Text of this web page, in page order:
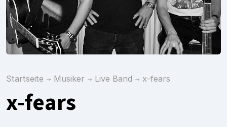
Startseite Musiker Live Band x-fears
x-fears